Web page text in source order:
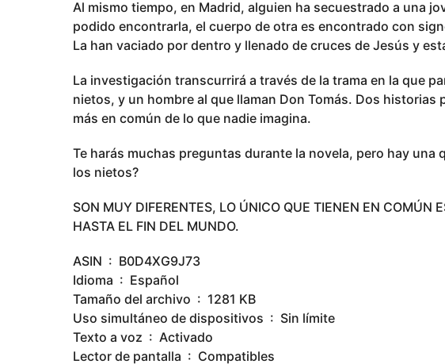
Al mismo tiempo, en Madrid, alguien ha secuestrado a una
podido encontrarla, el cuerpo de otra es encontrado con
La han vaciado por dentro y llenado de cruces de Jesús y
La investigación transcurrirá a través de la trama en la que
nietos, y un hombre al que llaman Don Tomás. Dos historias
más en común de lo que nadie imagina.
Te harás muchas preguntas durante la novela, pero hay una
los nietos?
SON MUY DIFERENTES, LO ÚNICO QUE TIENEN EN COMÚN
HASTA EL FIN DEL MUNDO.
ASIN ‏ : ‎ B0D4XG9J73
Idioma ‏ : ‎ Español
Tamaño del archivo ‏ : ‎ 1281 KB
Uso simultáneo de dispositivos ‏ : ‎ Sin límite
Texto a voz ‏ : ‎ Activado
Lector de pantalla ‏ : ‎ Compatibles